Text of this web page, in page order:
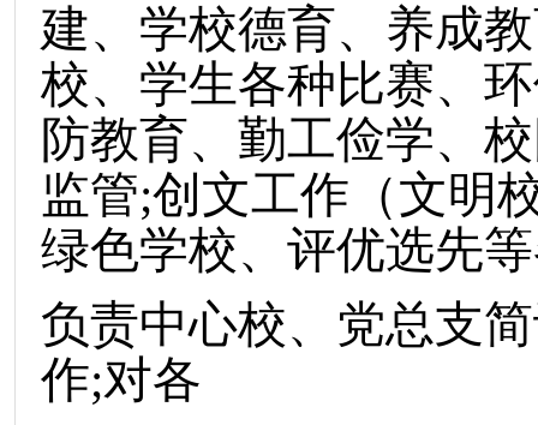
建、学校德育、养成
校、学生各种比赛、
防教育、勤工俭学、
监管;创文工作（文明
绿色学校、评优选先
负责中心校、党总支
作;对各